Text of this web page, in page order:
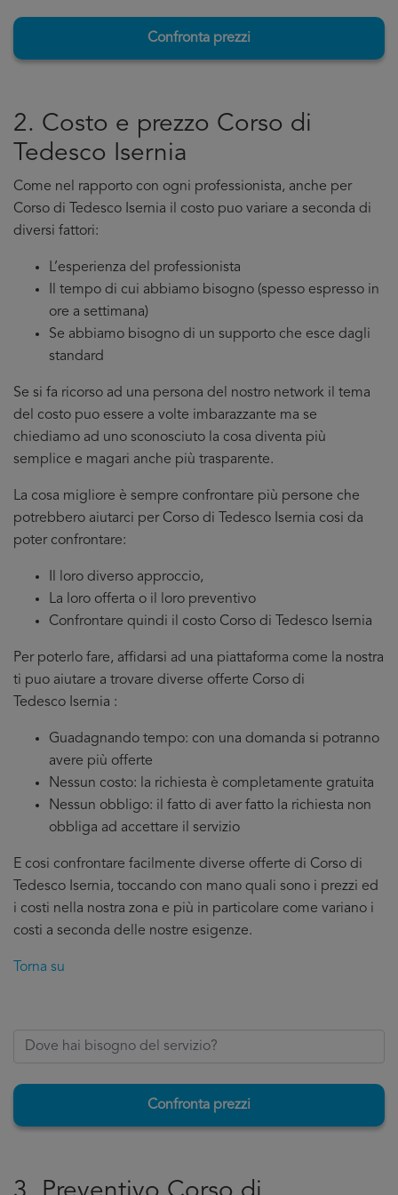
Confronta prezzi
2. Costo e prezzo Corso di
Tedesco Isernia
Come nel rapporto con ogni professionista, anche per
Corso di Tedesco Isernia il costo puo variare a seconda di
diversi fattori:
L’esperienza del professionista
Il tempo di cui abbiamo bisogno (spesso espresso in
ore a settimana)
Se abbiamo bisogno di un supporto che esce dagli
standard
Se si fa ricorso ad una persona del nostro network il tema
del costo puo essere a volte imbarazzante ma se
chiediamo ad uno sconosciuto la cosa diventa più
semplice e magari anche più trasparente.
La cosa migliore è sempre confrontare più persone che
potrebbero aiutarci per Corso di Tedesco Isernia cosi da
poter confrontare:
Il loro diverso approccio,
La loro offerta o il loro preventivo
Confrontare quindi il costo Corso di Tedesco Isernia
Per poterlo fare, affidarsi ad una piattaforma come la nostra
ti puo aiutare a trovare diverse offerte Corso di
Tedesco Isernia :
Guadagnando tempo: con una domanda si potranno
avere più offerte
Nessun costo: la richiesta è completamente gratuita
Nessun obbligo: il fatto di aver fatto la richiesta non
obbliga ad accettare il servizio
E cosi confrontare facilmente diverse offerte di Corso di
Tedesco Isernia, toccando con mano quali sono i prezzi ed
i costi nella nostra zona e più in particolare come variano i
costi a seconda delle nostre esigenze.
Torna su
Confronta prezzi